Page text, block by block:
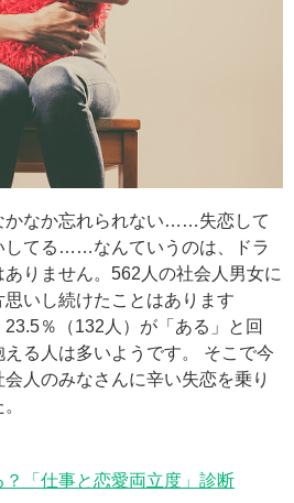
かなか忘れられない……失恋して
してる……なんていうのは、ドラ
りません。562人の社会人男女に
思いし続けたことはあります
％（132人）が「ある」と回
る人は多いようです。 そこで今
人のみなさんに辛い失恋を乗り
「仕事と恋愛両立度」診断